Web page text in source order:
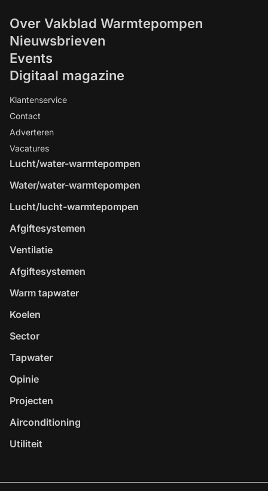
Over Vakblad Warmtepompen
Nieuwsbrieven
Events
Digitaal magazine
Klantenservice
Contact
Adverteren
Vacatures
Lucht/water-warmtepompen
Water/water-warmtepompen
Lucht/lucht-warmtepompen
Afgiftesystemen
Ventilatie
Afgiftesystemen
Warm tapwater
Koelen
Sector
Tapwater
Opinie
Projecten
Airconditioning
Utiliteit